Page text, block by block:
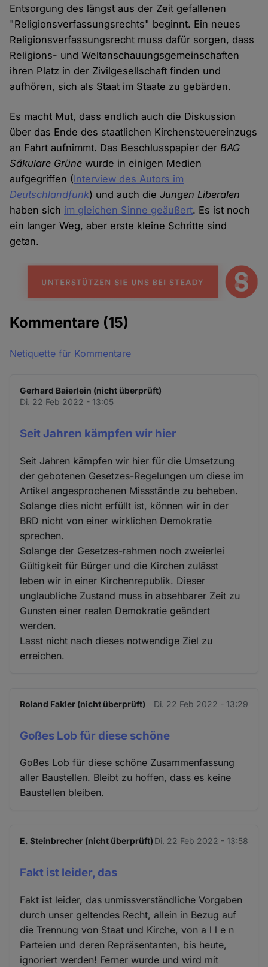
Entsorgung des längst aus der Zeit gefallenen
"Religionsverfassungsrechts" beginnt. Ein neues
Religionsverfassungsrecht muss dafür sorgen, dass
Religions- und Weltanschauungsgemeinschaften
ihren Platz in der Zivilgesellschaft finden und
aufhören, sich als Staat im Staate zu gebärden.
Es macht Mut, dass endlich auch die Diskussion
über das Ende des staatlichen Kirchensteuereinzugs
an Fahrt aufnimmt. Das Beschlusspapier derBAG
Säkulare Grüne wurde in einigen Medien
aufgegriffen (Interview des Autors im
Deutschlandfunk) und auch dieJungen Liberalen
haben sich im gleichen Sinne geäußert. Es ist noch
ein langer Weg, aber erste kleine Schritte sind
getan.
Kommentare (15)
Netiquette für Kommentare
Gerhard Baierlein (nicht überprüft)
Di. 22 Feb 2022 - 13:05
Seit Jahren kämpfen wir hier
Seit Jahren kämpfen wir hier für die Umsetzung
der gebotenen Gesetzes-Regelungen um diese im
Artikel angesprochenen Missstände zu beheben.
Solange dies nicht erfüllt ist, können wir in der
BRD nicht von einer wirklichen Demokratie
sprechen.
Solange der Gesetzes-rahmen noch zweierlei
Gültigkeit für Bürger und die Kirchen zulässt
leben wir in einer Kirchenrepublik. Dieser
unglaubliche Zustand muss in absehbarer Zeit zu
Gunsten einer realen Demokratie geändert
werden.
Lasst nicht nach dieses notwendige Ziel zu
erreichen.
Roland Fakler (nicht überprüft) Di. 22 Feb 2022 - 13:29
Goßes Lob für diese schöne
Goßes Lob für diese schöne Zusammenfassung
aller Baustellen. Bleibt zu hoffen, dass es keine
Baustellen bleiben.
E. Steinbrecher (nicht überprüft) Di. 22 Feb 2022 - 13:58
Fakt ist leider, das
Fakt ist leider, das unmissverständliche Vorgaben
durch unser geltendes Recht, allein in Bezug auf
die Trennung von Staat und Kirche, von a l l e n
Parteien und deren Repräsentanten, bis heute,
ignoriert werden! Ferner wurde und wird mit